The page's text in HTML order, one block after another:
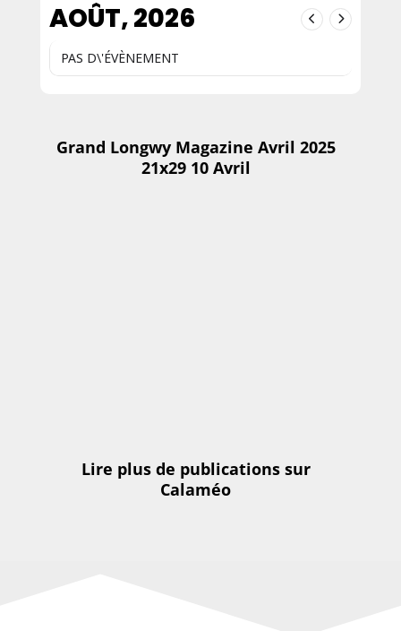
AOÛT, 2026
PAS D\'ÉVÈNEMENT
Grand Longwy Magazine Avril 2025
21x29 10 Avril
Lire plus de publications sur
Calaméo